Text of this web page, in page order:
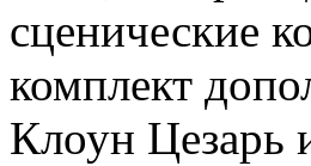
сценические
комплект
Клоун